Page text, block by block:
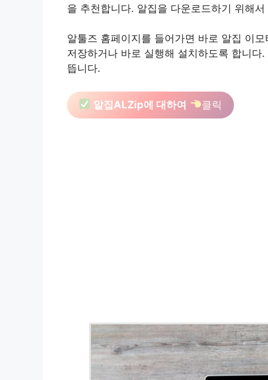
을 추천합니다. 알집을 다운로드하기 위해
알툴즈 홈페이지를 들어가면 바로 알집 이
저장하거나 바로 실행해 설치하도록 합니
뜹니다.
알집ALZip에 대하여 클릭